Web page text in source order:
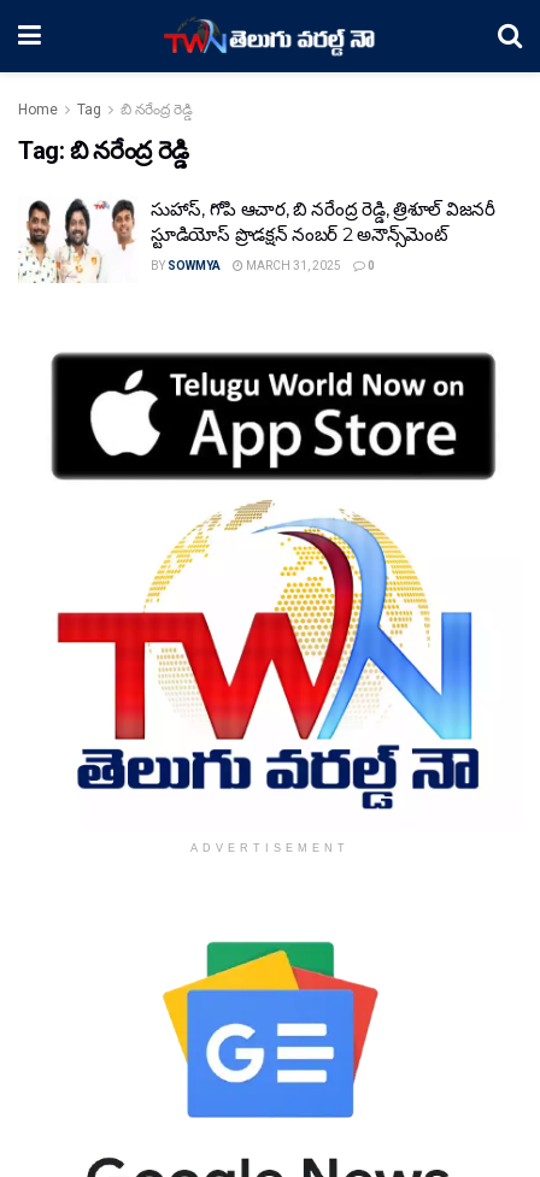
Home Tag బి నరేంద్ర రెడ్డి
Tag: బి నరేంద్ర రెడ్డి
సుహాస్, గోపి ఆచార, బి నరేంద్ర రెడ్డి, త్రిశూల్ విజనరీ
స్టూడియోస్ ప్రొడక్షన్ నంబర్ 2 అనౌన్స్‌మెంట్
BY SOWMYA MARCH 31, 2025 0
ADVERTISEMENT